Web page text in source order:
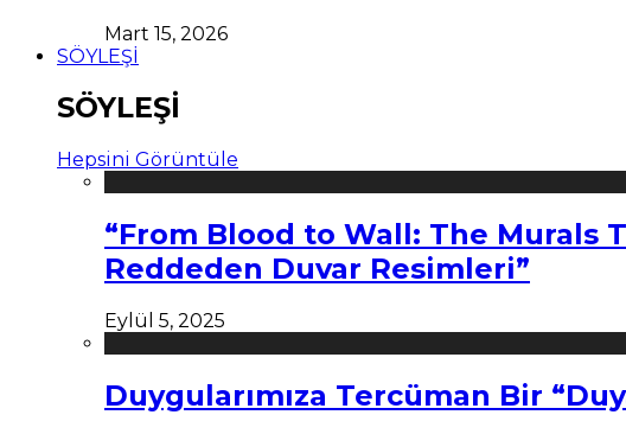
Mart 15, 2026
SÖYLEŞİ
SÖYLEŞİ
Hepsini Görüntüle
“From Blood to Wall: The Murals
Reddeden Duvar Resimleri”
Eylül 5, 2025
Duygularımıza Tercüman Bir